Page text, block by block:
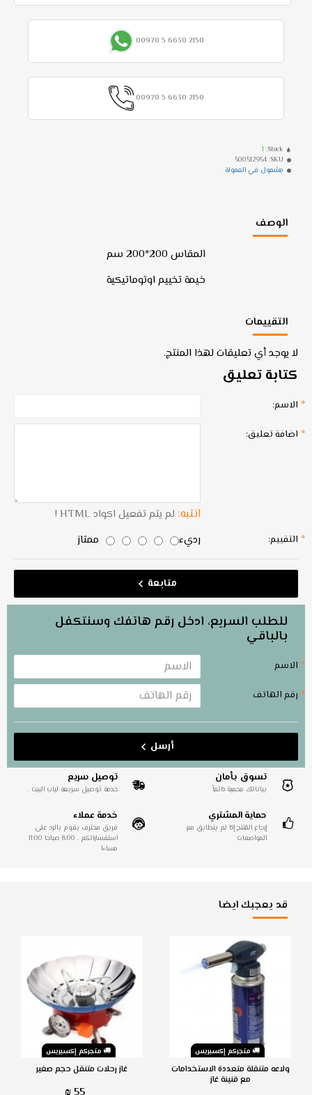
Stock:
1
SKU:
500512954
مشمول في العمولة
00970 5 6630 2150
00970 5 6630 2150
الوصف
المقاس 200*200 سم
خيمة تخييم اوتوماتيكية
التقييمات
لا يوجد أي تعليقات لهذا المنتج.
كتابة تعليق
الاسم:
اضافة تعليق:
انتبه: لم يتم تفعيل اكواد HTML !
التقييم: رديء ممتاز
متابعة
للطلب السريع، ادخل رقم هاتفك وسنتكفل
بالباقي
الاسم
رقم الهاتف
أرسل
تسوق بأمان
بياناتك محمية دائماً
توصيل سريع
خدمة توصيل سريعة لباب البيت .
حماية المشتري
إرجاع المُنتج إذا لم يتطابق مع
المواصفات
خدمة عملاء
فريق محترف يقوم بالرد على
استفساراتكم . 8:00 صباحا 11:00
مساءا
قد يعجبك ايضا
متجركم إكسبريس
ولاعه متنقلة متعددة الاستخدامات
مع قنينة غاز
متجركم إكسبريس
غاز رحلات متنقل حجم صغير